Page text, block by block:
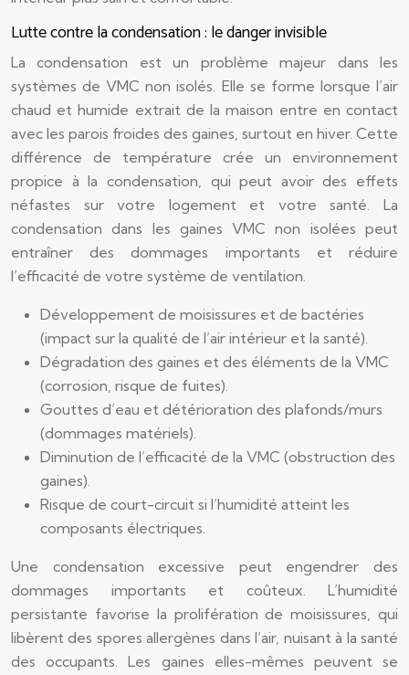
Lutte contre la condensation : le danger invisible
La condensation est un problème majeur dans les
systèmes de VMC non isolés. Elle se forme lorsque l’air
chaud et humide extrait de la maison entre en contact
avec les parois froides des gaines, surtout en hiver. Cette
différence de température crée un environnement
propice à la condensation, qui peut avoir des effets
néfastes sur votre logement et votre santé. La
condensation dans les gaines VMC non isolées peut
entraîner des dommages importants et réduire
l’efficacité de votre système de ventilation.
Développement de moisissures et de bactéries
(impact sur la qualité de l’air intérieur et la santé).
Dégradation des gaines et des éléments de la VMC
(corrosion, risque de fuites).
Gouttes d’eau et détérioration des plafonds/murs
(dommages matériels).
Diminution de l’efficacité de la VMC (obstruction des
gaines).
Risque de court-circuit si l’humidité atteint les
composants électriques.
Une condensation excessive peut engendrer des
dommages importants et coûteux. L’humidité
persistante favorise la prolifération de moisissures, qui
libèrent des spores allergènes dans l’air, nuisant à la santé
des occupants. Les gaines elles-mêmes peuvent se